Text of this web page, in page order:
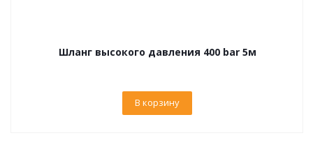
Шланг высокого давления 400 bar 5м
В корзину